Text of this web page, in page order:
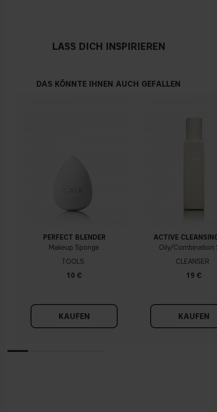
TEA TREE EXTRACT
LASS DICH INSPIRIEREN
DAS KÖNNTE IHNEN AUCH GEFALLEN
PERFECT BLENDER
Makeup Sponge
TOOLS
10 €
KAUFEN
ACTIVE
Oily/Combination
CLEANSER
19 €
KAUFEN